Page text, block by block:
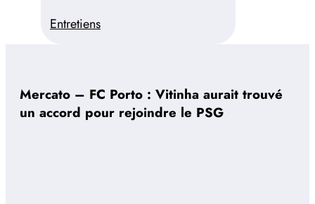
Entretiens
Mercato – FC Porto : Vitinha aurait trouvé
un accord pour rejoindre le PSG